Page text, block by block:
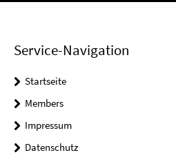
Service-Navigation
Startseite
Members
Impressum
Datenschutz